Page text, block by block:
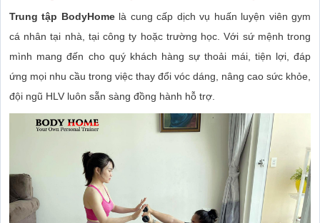
Trung tập BodyHomelà cung cấp dịch vụ huấn luyện viên gym
cá nhân tại nhà, tại công ty hoặc trường học. Với sứ mệnh trong
mình mang đến cho quý khách hàng sự thoải mái, tiện lợi, đáp
ứng mọi nhu cầu trong việc thay đổi vóc dáng, nâng cao sức khỏe,
đội ngũ HLV luôn sẵn sàng đồng hành hỗ trợ.